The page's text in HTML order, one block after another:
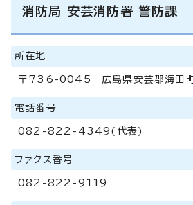
消防局 安芸消防署 警防課
所在地
〒736-0045 広島県安芸郡海田
電話番号
082-822-4349(代表)
ファクス番号
082-822-9119